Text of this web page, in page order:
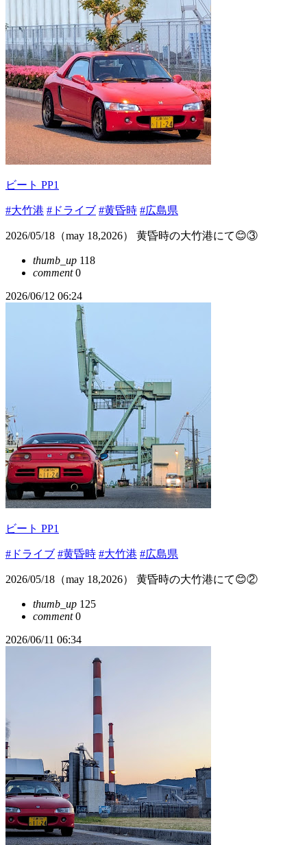
ビート PP1
#大竹港 #ドライブ #黄昏時 #広島県
2026/05/18（may 18,2026） 黄昏時の大竹港にて😊③
thumb_up 118
comment0
2026/06/12 06:24
ビート PP1
#ドライブ #黄昏時 #大竹港 #広島県
2026/05/18（may 18,2026） 黄昏時の大竹港にて😊②
thumb_up 125
comment0
2026/06/11 06:34